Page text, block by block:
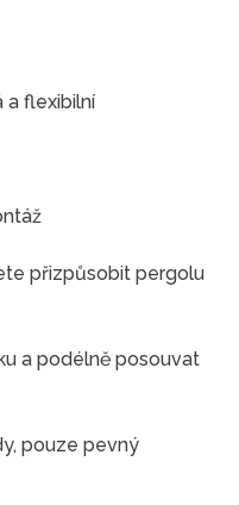
a flexibilní
přizpůsobit pergolu
a podélně posouvat
pouze pevný